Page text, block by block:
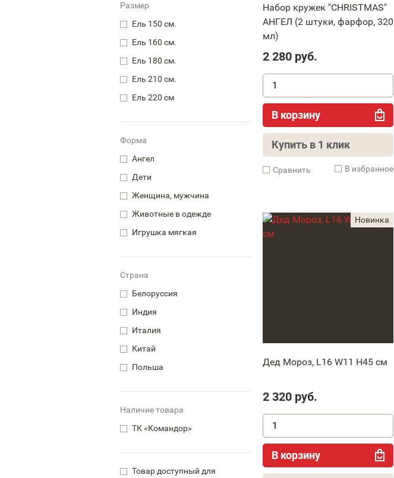
Набор кружек "CHRISTMAS"
АНГЕЛ (2 штуки, фарфор, 320
мл)
2 280 руб.
В корзину
Купить в 1 клик
Cравнить В избранное
Дед Мороз, L16 W11 H45 см
2 320 руб.
В корзину
Размер
Ель 150 см.
Ель 160 см.
Ель 180 см.
Ель 210 см.
Ель 220 см
Форма
Ангел
Дети
Женщина, мужчина
Животные в одежде
Игрушка мягкая
Страна
Белоруссия
Индия
Италия
Китай
Польша
Наличие товара
ТК «Командор»
Товар доступный для